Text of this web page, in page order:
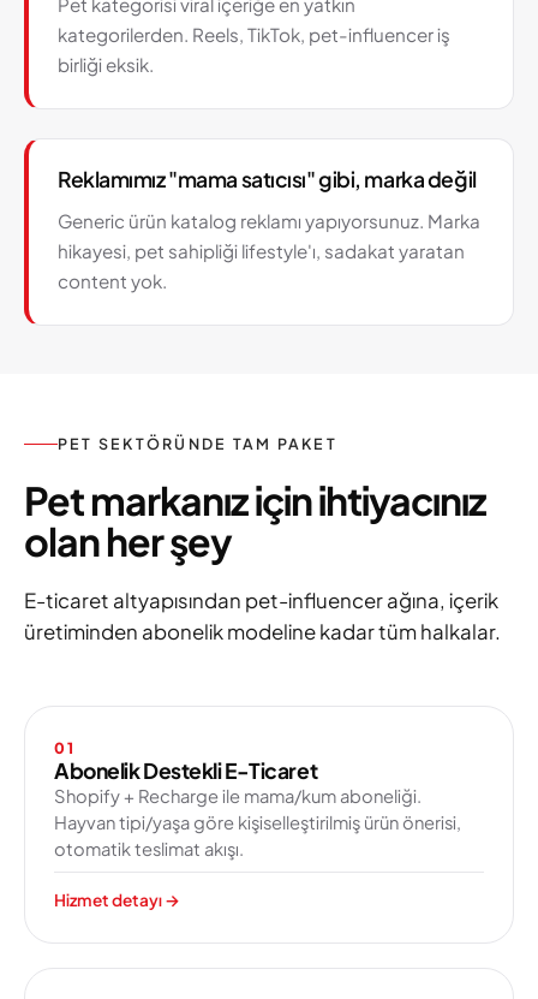
kategorilerden. Reels, TikTok, pet-influencer iş
birliği eksik.
Reklamımız "mama satıcısı" gibi, marka değil
Generic ürün katalog reklamı yapıyorsunuz. Marka
hikayesi, pet sahipliği lifestyle'ı, sadakat yaratan
content yok.
PET SEKTÖRÜNDE TAM PAKET
Pet markanız için ihtiyacınız
olan her şey
E-ticaret altyapısından pet-influencer ağına, içerik
üretiminden abonelik modeline kadar tüm halkalar.
01
Abonelik Destekli E-Ticaret
Shopify + Recharge ile mama/kum aboneliği.
Hayvan tipi/yaşa göre kişiselleştirilmiş ürün önerisi,
otomatik teslimat akışı.
Hizmet detayı→